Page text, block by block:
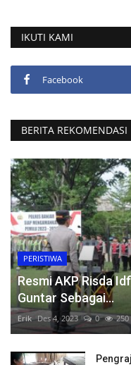
IKUTI KAMI
Facebook
BERITA REKOMENDASI
PERISTIWA
Resmi AKP Risda
Guntar Sebagai...
Erik Des 4, 2023 0 250